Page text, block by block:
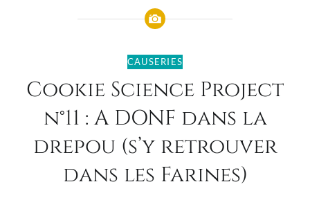
CAUSERIES
Cookie Science Project
n°11 : A DONF dans la
drepou (s’y retrouver
dans les Farines)